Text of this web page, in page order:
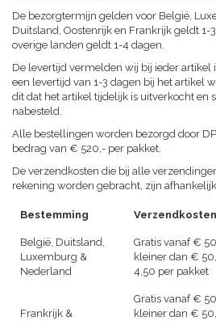
De bezorgtermijn gelden voor België,
Duitsland, Oostenrijk en Frankrijk geldt 1-
overige landen geldt 1-4 dagen.
De levertijd vermelden wij bij ieder artikel
een levertijd van 1-3 dagen bij het artikel
dit dat het artikel tijdelijk is uitverkocht en
nabesteld.
Alle bestellingen worden bezorgd door
bedrag van € 520,- per pakket.
De verzendkosten die bij alle
rekening worden gebracht, zijn
Bestemming Verzendkosten
België, Duitsland,
Luxemburg &
Nederland
Gratis vanaf €
kleiner dan €
4,50 per pakket
Frankrijk &
Gratis vanaf €
kleiner dan €